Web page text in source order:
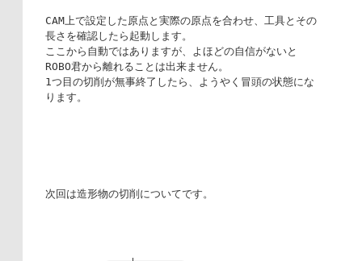
CAM上で設定した原点と実際の原点を合わせ、工具とその
長さを確認したら起動します。
ここから自動ではありますが、よほどの自信がないと
ROBO君から離れることは出来ません。
1つ目の切削が無事終了したら、ようやく冒頭の状態にな
ります。
次回は造形物の切削についてです。